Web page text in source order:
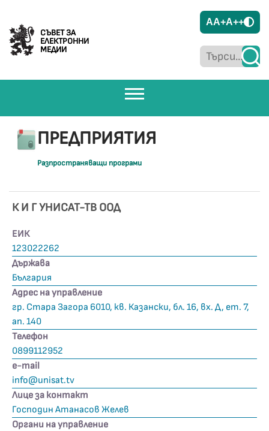
СЪВЕТ ЗА
ЕЛЕКТРОННИ
МЕДИИ
AA+A++
ПРЕДПРИЯТИЯ
Разпространяващи програми
К И Г УНИСАТ-ТВ ООД
ЕИК
123022262
Държава
България
Адрес на управление
гр. Стара Загора 6010, кв. Казански, бл. 16, вх. Д, ет. 7,
ап. 140
Телефон
0899112952
е-mail
info@unisat.tv
Лице за контакт
Господин Атанасов Желев
Органи на управление